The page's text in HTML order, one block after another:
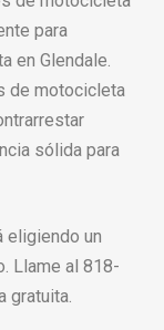
para
en Glendale.
de motocicleta
sólida para
eligiendo un
Llame al 818-
gratuita.